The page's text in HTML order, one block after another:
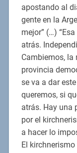
apostando al
gente en la
mejor” (…)
atrás.
Cambiemos, la
provincia
se va a dar
queremos, si
atrás. Hay una
por el
a hacer lo
El